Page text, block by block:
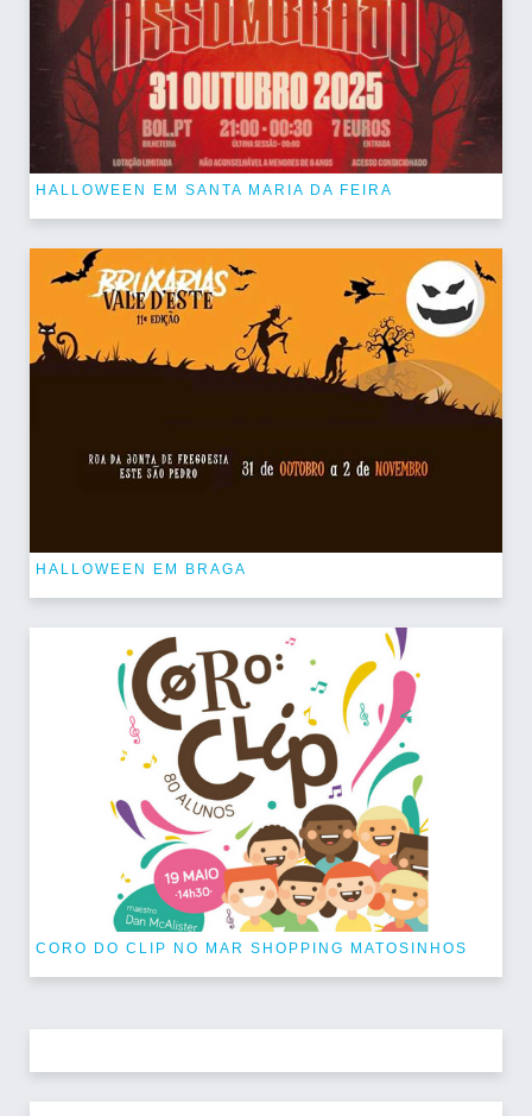
HALLOWEEN EM SANTA MARIA DA FEIRA
HALLOWEEN EM BRAGA
CORO DO CLIP NO MAR SHOPPING MATOSINHOS